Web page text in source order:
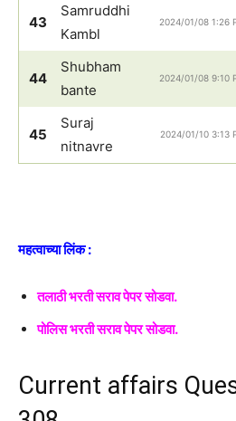
43
Samruddhi
Kambl
2024/01/08 1:26
44
Shubham
bante
2024/01/08 9:10
45
Suraj
nitnavre
2024/01/10 3:13
महत्वाच्या लिंक :
तलाठी भरती सराव पेपर सोडवा.
पोलिस भरती सराव पेपर सोडवा.
Current affairs